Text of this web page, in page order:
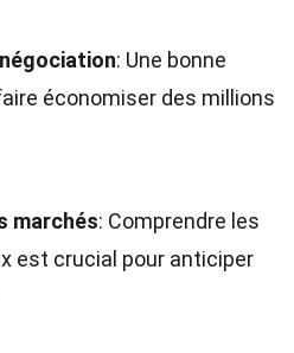
: Une bonne
économiser des millions
marchés: Comprendre les
est crucial pour anticiper